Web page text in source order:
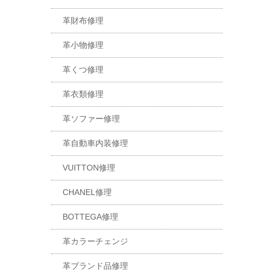
革財布修理
革小物修理
革くつ修理
革衣類修理
革ソファー修理
革自動車内装修理
VUITTON修理
CHANEL修理
BOTTEGA修理
革カラーチェンジ
革ブランド品修理